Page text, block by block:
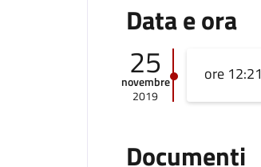
Data e ora
25
novembre
2019
ore 12:21
Documenti